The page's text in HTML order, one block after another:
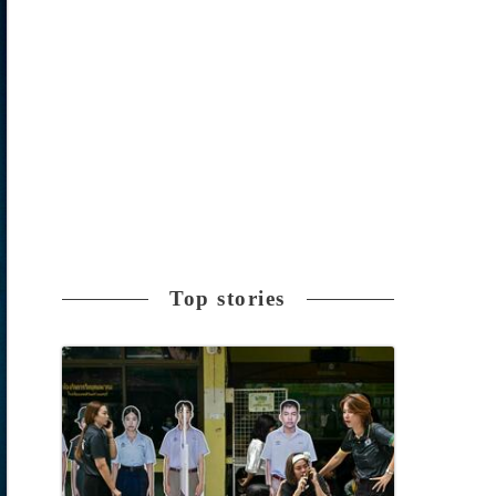
Top stories